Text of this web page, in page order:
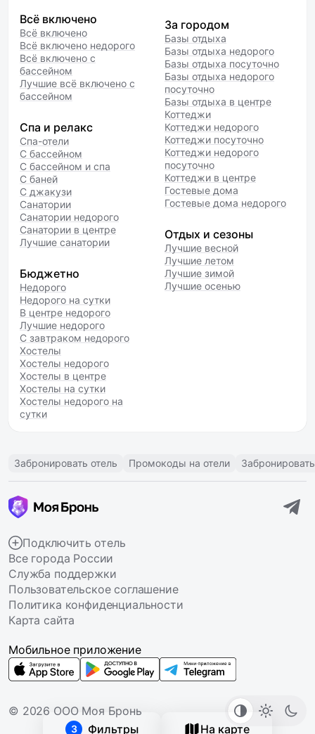
3 Фильтры На карте
Всё включено
Всё включено
Всё включено недорого
Всё включено с
бассейном
Лучшие всё включено с
бассейном
Спа и релакс
Спа-отели
С бассейном
С бассейном и спа
С баней
С джакузи
Санатории
Санатории недорого
Санатории в центре
Лучшие санатории
Бюджетно
Недорого
Недорого на сутки
В центре недорого
Лучшие недорого
С завтраком недорого
Хостелы
Хостелы недорого
Хостелы в центре
Хостелы на сутки
Хостелы недорого на
сутки
За городом
Базы отдыха
Базы отдыха недорого
Базы отдыха посуточно
Базы отдыха недорого
посуточно
Базы отдыха в центре
Коттеджи
Коттеджи недорого
Коттеджи посуточно
Коттеджи недорого
посуточно
Коттеджи в центре
Гостевые дома
Гостевые дома недорого
Отдых и сезоны
Лучшие весной
Лучшие летом
Лучшие зимой
Лучшие осенью
Забронировать отель Промокоды на отели
Подключить отель
Все города России
Служба поддержки
Пользовательское соглашение
Политика конфиденциальности
Карта сайта
© 2026 ООО Моя Бронь
Мобильное приложение